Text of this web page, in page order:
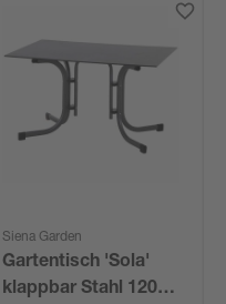
Siena Garden
Gartentisch 'Sola'
klappbar Stahl 120 x